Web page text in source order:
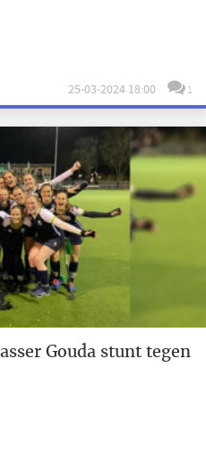
25-03-2024 18:00 1
Gouda stunt tegen